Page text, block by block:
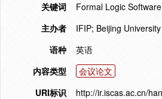
关键词
Formal Logic
主办者
IFIP; Beijing
语种
英语
内容类型
会议论文
URI标识
http://ir.iscas.ac.cn/